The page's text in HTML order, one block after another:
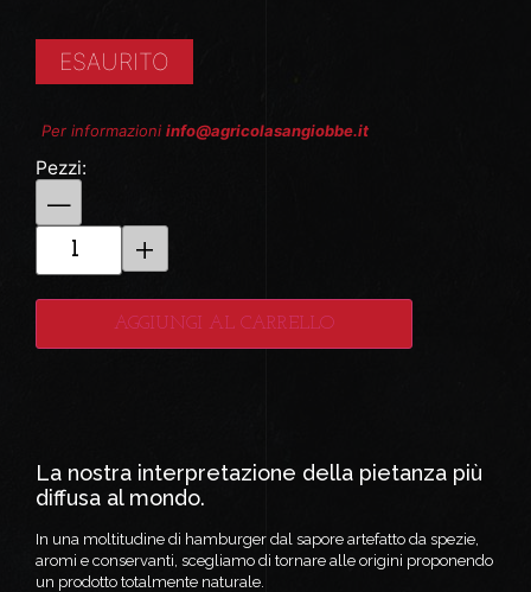
ESAURITO
Per informazioni info@agricolasangiobbe.it
Pezzi:
—
+
AGGIUNGI AL CARRELLO
La nostra interpretazione della pietanza più
diffusa al mondo.
In una moltitudine di hamburger dal sapore artefatto da spezie,
aromi e conservanti, scegliamo di tornare alle origini proponendo
un prodotto totalmente naturale.